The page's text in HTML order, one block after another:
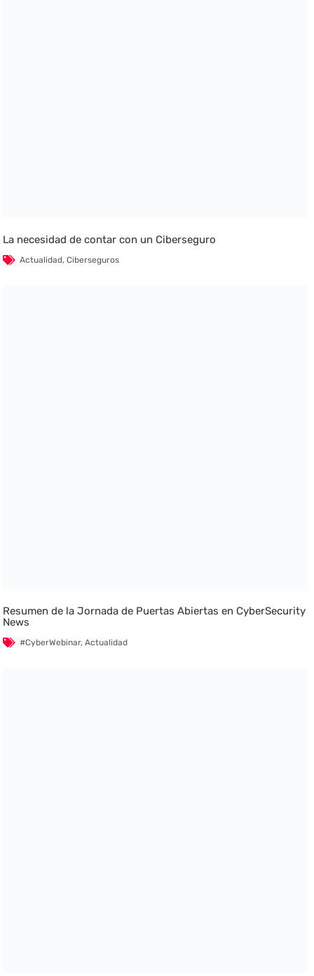
La necesidad de contar con un Ciberseguro
Actualidad,Ciberseguros
Resumen de la Jornada de Puertas Abiertas en CyberSecurity
News
#CyberWebinar,Actualidad